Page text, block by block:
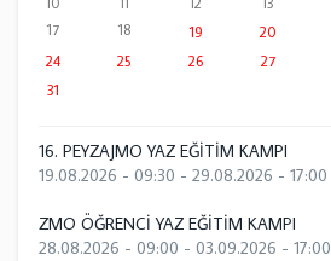
17
18 19 20
24
25 26 27
31
16. PEYZAJMO YAZ EĞİTİM KAMPI
19.08.2026 - 09:30 - 29.08.2026 - 17:00
ZMO ÖĞRENCİ YAZ EĞİTİM KAMPI
28.08.2026 - 09:00 - 03.09.2026 - 17:00